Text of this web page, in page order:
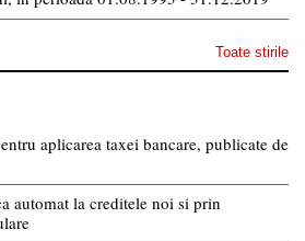
Toate stirile
aplicarea taxei bancare, publicate de
automat la creditele noi si prin